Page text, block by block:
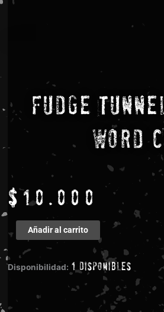
Fudge
Word
$10.000
Fudge
Tunnel
-
In
CS
Añadir al carrito
Disponibilidad: 1 disponibles